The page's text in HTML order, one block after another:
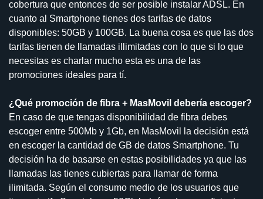
cobertura que entonces de ser posible instalar ADSL. En
cuanto al Smartphone tienes dos tarifas de datos
disponibles: 50GB y 100GB. La buena cosa es que las dos
tarifas tienen de llamadas illimitadas con lo que si lo que
necesitas es charlar mucho esta es una de las
promociones ideales para tí.
¿Qué promoción de fibra + MasMovil debería escoger?
En caso de que tengas disponibilidad de fibra debes
escoger entre 500Mb y 1Gb, en MasMovil la decisión está
en escoger la cantidad de GB de datos Smartphone. Tu
decisión ha de basarse en estas posibilidades ya que las
llamadas las tienes cubiertas para llamar de forma
ilimitada. Según el consumo medio de los usuarios que